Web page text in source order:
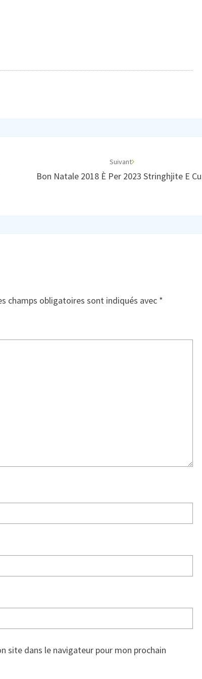
Suivant
Bon Natale 2018 È Per 2023 Stringhjite E
champs obligatoires sont indiqués avec *
site dans le navigateur pour mon prochain